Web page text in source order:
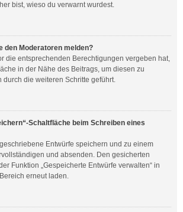
bist, wieso du verwarnt wurdest.
den Moderatoren melden?
die entsprechenden Berechtigungen vergeben hat,
in der Nähe des Beitrags, um diesen zu
durch die weiteren Schritte geführt.
Schaltfläche beim Schreiben eines
Entwürfe speichern und zu einem
und absenden. Den gesicherten
Funktion „Gespeicherte Entwürfe verwalten“ in
erneut laden.